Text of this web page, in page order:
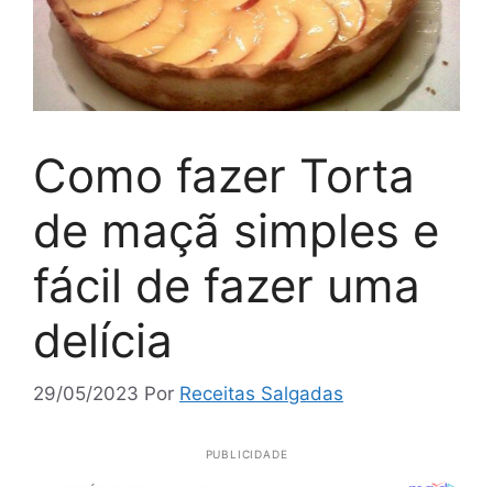
Como fazer Torta
de maçã simples e
fácil de fazer uma
delícia
29/05/2023 Por Receitas Salgadas
PUBLICIDADE